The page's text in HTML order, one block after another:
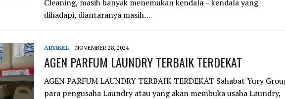
Cleaning, masih banyak menemukan kendala – kendala yang
dihadapi, diantaranya masih…
ARTIKEL NOVEMBER 28, 2024
AGEN PARFUM LAUNDRY TERBAIK TERDEKAT
AGEN PARFUM LAUNDRY TERBAIK TERDEKAT Sahabat Yury
para pengusaha Laundry atau yang akan membuka usaha Laundry,